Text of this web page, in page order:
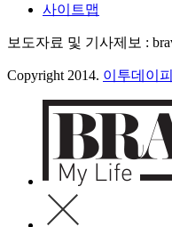
사이트맵
보도자료 및 기사제보 :
Copyright 2014. 이투데이